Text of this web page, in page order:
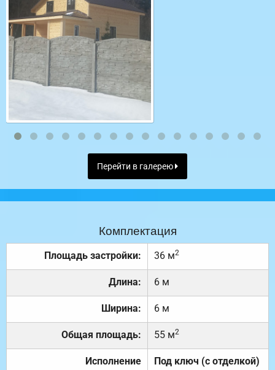
Перейти в галерею
Комплектация
Площадь застройки: 36 м2
Длина: 6 м
Ширина: 6 м
Общая площадь: 55 м2
Исполнение Под ключ (с отделкой)